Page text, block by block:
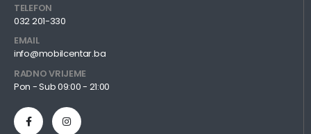
TELEFON
032 201-330
EMAIL
info@mobilcentar.ba
RADNO VRIJEME
Pon - Sub 09:00 - 21:00